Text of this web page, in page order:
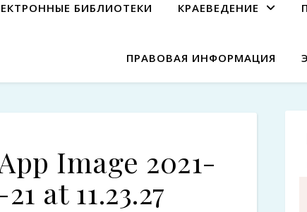
БИБЛИОТЕКИ КРАЕВЕДЕНИЕ
ПРАВОВАЯ ИНФОРМАЦИЯ
Image 2021-
at 11.23.27